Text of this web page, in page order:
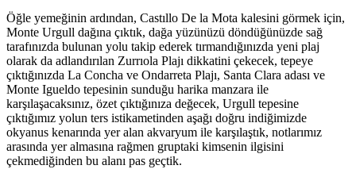
Öğle yemeğinin ardından, Castıllo De la Mota kalesini görmek için,
Monte Urgull dağına çıktık, dağa yüzünüzü döndüğünüzde sağ
tarafınızda bulunan yolu takip ederek tırmandığınızda yeni plaj
olarak da adlandırılan Zurrıola Plajı dikkatini çekecek, tepeye
çıktığınızda La Concha ve Ondarreta Plajı, Santa Clara adası ve
Monte Igueldo tepesinin sunduğu harika manzara ile
karşılaşacaksınız, özet çıktığınıza değecek, Urgull tepesine
çıktığımız yolun ters istikametinden aşağı doğru indiğimizde
okyanus kenarında yer alan akvaryum ile karşılaştık, notlarımız
arasında yer almasına rağmen gruptaki kimsenin ilgisini
çekmediğinden bu alanı pas geçtik.